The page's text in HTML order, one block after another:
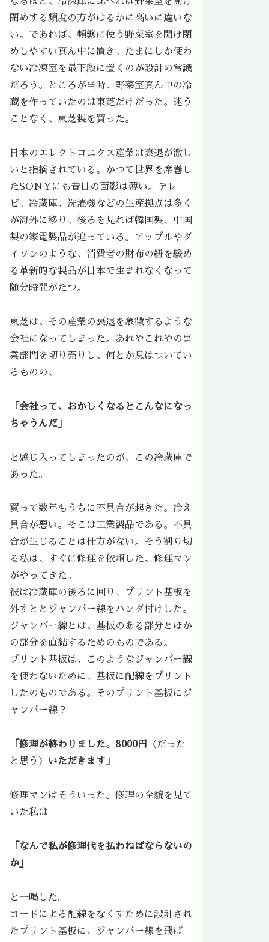
閉めする頻度の方がはるかに高いに違いな
い。であれば、頻繁に使う野菜室を開け閉
めしやすい真ん中に置き、たまにしか使わ
ない冷凍室を最下段に置くのが設計の常識
だろう。ところが当時、野菜室真ん中の冷
蔵を作っていたのは東芝だけだった。迷う
ことなく、東芝製を買った。
日本のエレクトロニクス産業は衰退が激し
いと指摘されている。かつて世界を席巻し
たSONYにも昔日の面影は薄い。テレ
ビ、冷蔵庫、洗濯機などの生産拠点は多く
が海外に移り、後ろを見れば韓国製、中国
製の家電製品が追っている。アップルやダ
イソンのような、消費者の財布の紐を緩め
る革新的な製品が日本で生まれなくなって
随分時間がたつ。
東芝は、その産業の衰退を象徴するような
会社になってしまった。あれやこれやの事
業部門を切り売りし、何とか息はついてい
るものの、
「会社って、おかしくなるとこんなになっ
ちゃうんだ」
と感じ入ってしまったのが、この冷蔵庫で
あった。
買って数年もうちに不具合が起きた。冷え
具合が悪い。そこは工業製品である。不具
合が生じることは仕方がない。そう割り切
る私は、すぐに修理を依頼した。修理マン
がやってきた。
彼は冷蔵庫の後ろに回り、プリント基板を
外すととジャンパー線をハンダ付けした。
ジャンパー線とは、基板のある部分とほか
の部分を直結するためのものである。
プリント基板は、このようなジャンパー線
を使わないために、基板に配線をプリント
したのものである。そのプリント基板にジ
ャンパー線？
「修理が終わりました。8000円
（だった
と思う） いただきます」
修理マンはそういった。修理の全貌を見て
いた私は
「なんで私が修理代を払わねばならないの
か」
と一喝した。
コードによる配線をなくすために設計され
たプリント基板に、ジャンパー線を飛ば